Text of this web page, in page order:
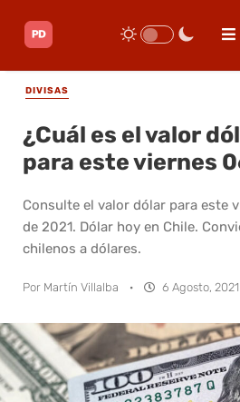
DIVISAS
¿Cuál es el valor
para este viernes
Consulte el valor dólar para este
de 2021. Dólar hoy en Chile.
chilenos a dólares.
Por Martín Villalba · 6 Agosto,